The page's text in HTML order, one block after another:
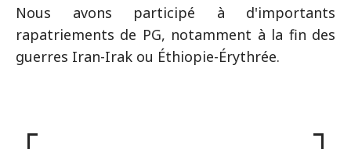
Nous avons participé à d'importants
rapatriements de PG, notamment à la fin des
guerres Iran-Irak ou Éthiopie-Érythrée.